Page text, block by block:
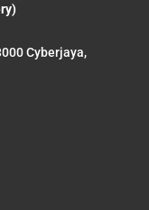
Cyberjaya,